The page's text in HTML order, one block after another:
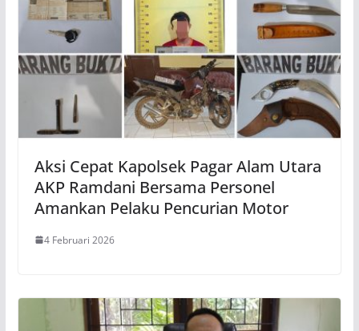
Aksi Cepat Kapolsek Pagar Alam Utara
AKP Ramdani Bersama Personel
Amankan Pelaku Pencurian Motor
4 Februari 2026